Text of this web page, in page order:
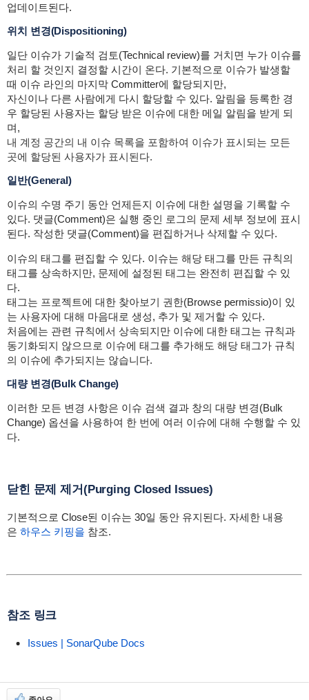
업데이트된다.
위치 변경(Dispositioning)
일단 이슈가 기술적 검토(Technical review)를 거치면 누가 이슈를
처리 할 것인지 결정할 시간이 온다. 기본적으로 이슈가 발생할
때 이슈 라인의 마지막 Committer에 할당되지만,
자신이나 다른 사람에게 다시 할당할 수 있다. 알림을 등록한 경
우 할당된 사용자는 할당 받은 이슈에 대한 메일 알림을 받게 되
며,
내 계정 공간의 내 이슈 목록을 포함하여 이슈가 표시되는 모든
곳에 할당된 사용자가 표시된다.
일반(General)
이슈의 수명 주기 동안 언제든지 이슈에 대한 설명을 기록할 수
있다. 댓글(Comment)은 실행 중인 로그의 문제 세부 정보에 표시
된다. 작성한 댓글(Comment)을 편집하거나 삭제할 수 있다.
이슈의 태그를 편집할 수 있다. 이슈는 해당 태그를 만든 규칙의
태그를 상속하지만, 문제에 설정된 태그는 완전히 편집할 수 있
다.
태그는 프로젝트에 대한 찾아보기 권한(Browse permissio)이 있
는 사용자에 대해 마음대로 생성, 추가 및 제거할 수 있다.
처음에는 관련 규칙에서 상속되지만 이슈에 대한 태그는 규칙과
동기화되지 않으므로 이슈에 태그를 추가해도 해당 태그가 규칙
의 이슈에 추가되지는 않습니다.
대량 변경(Bulk Change)
이러한 모든 변경 사항은 이슈 검색 결과 창의 대량 변경(Bulk
Change) 옵션을 사용하여 한 번에 여러 이슈에 대해 수행할 수 있
다.
닫힌 문제 제거(Purging Closed Issues)
기본적으로 Close된 이슈는 30일 동안 유지된다. 자세한 내용
은 하우스 키핑을 참조.
참조 링크
Issues | SonarQube Docs